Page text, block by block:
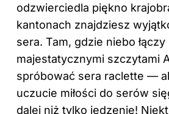
odzwierciedla piękno
kantonach znajdziesz
sera. Tam, gdzie niebo łączy
majestatycznymi szczytami
spróbować sera raclette —
uczucie miłości do serów
dalej niż tylko jedzenie!